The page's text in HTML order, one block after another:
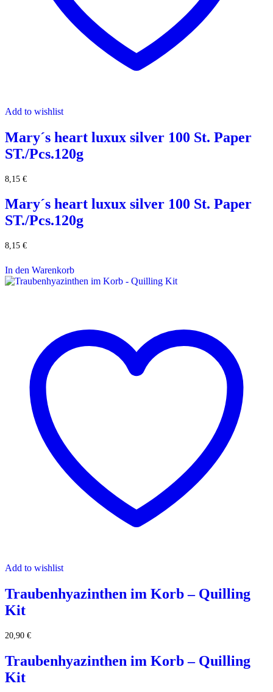
Add to wishlist
Mary´s heart luxux silver 100 St. Paper
ST./Pcs.120g
8,15 €
Mary´s heart luxux silver 100 St. Paper
ST./Pcs.120g
8,15 €
In den Warenkorb
Add to wishlist
Traubenhyazinthen im Korb – Quilling
Kit
20,90 €
Traubenhyazinthen im Korb – Quilling
Kit